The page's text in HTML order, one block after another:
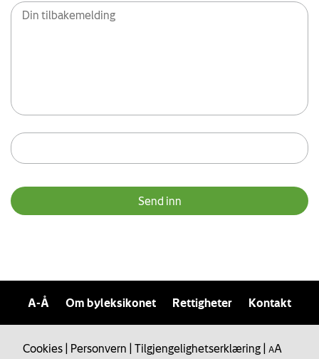
A-Å Om byleksikonet Rettigheter Kontakt
Cookies Personvern Tilgjengelighetserklæring AA